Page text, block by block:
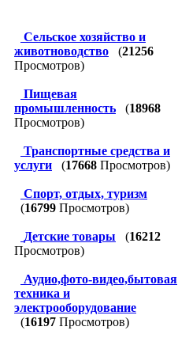
Сельское хозяйство и
животноводство
(21256
Просмотров)
Пищевая
промышленность
(18968
Просмотров)
Транспортные средства и
услуги
(17668 Просмотров)
Спорт, отдых, туризм
(16799 Просмотров)
Детские товары (16212
Просмотров)
Аудио,фото-видео,бытовая
техника и
электрооборудование
(16197 Просмотров)